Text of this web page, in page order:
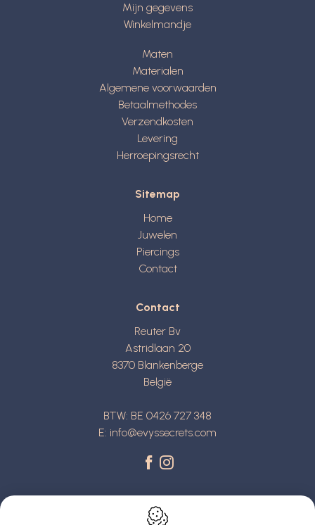
Mijn gegevens
Winkelmandje
Maten
Materialen
Algemene voorwaarden
Betaalmethodes
Verzendkosten
Levering
Herroepingsrecht
Sitemap
Home
Juwelen
Piercings
Contact
Contact
Reuter Bv
Astridlaan 20
8370 Blankenberge
België
BTW: BE 0426 727 348
E: info@evyssecrets.com